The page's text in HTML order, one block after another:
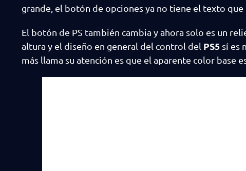
grande, el botón de opciones ya no tiene el texto
El botón de PS también cambia y ahora solo es un
altura y el diseño en general del control del PS5 sí es
más llama su atención es que el aparente color base